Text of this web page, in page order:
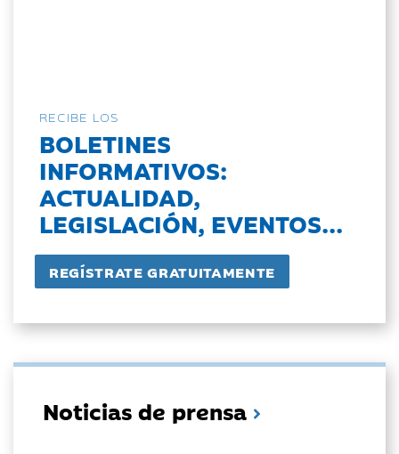
RECIBE LOS
BOLETINES
INFORMATIVOS:
ACTUALIDAD,
LEGISLACIÓN, EVENTOS...
Noticias de prensa